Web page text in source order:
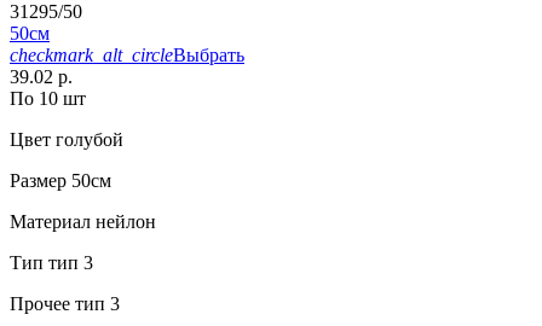
31295/50
50см
checkmark_alt_circleВыбрать
39.02 р.
По 10 шт
Цвет голубой
Размер 50см
Материал нейлон
Тип тип 3
Прочее тип 3